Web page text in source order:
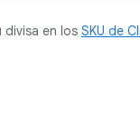
en los SKU de